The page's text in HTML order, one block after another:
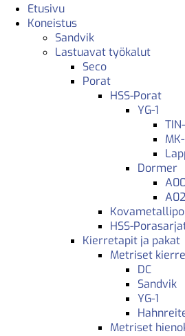
Etusivu
Koneistus
Sandvik
Lastuavat työkalut
Seco
Porat
HSS-Porat
YG-1
Dormer
HSS-
Kierretapit ja pakat
Metriset
DC
Sandvik
YG-1
Metriset